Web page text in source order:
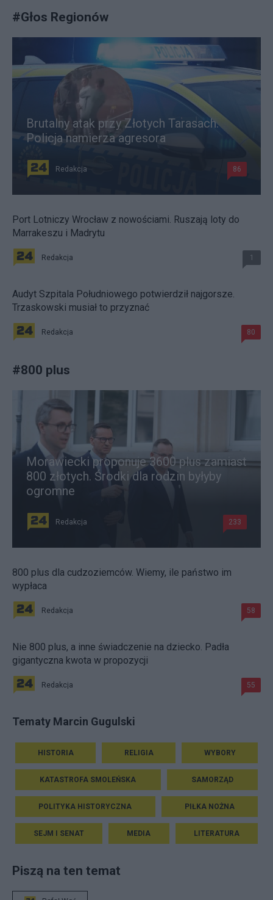
#Głos Regionów
Brutalny atak przy Złotych Tarasach.
Policja namierza agresora
Redakcja 86
Port Lotniczy Wrocław z nowościami. Ruszają loty do
Marrakeszu i Madrytu
Redakcja 1
Audyt Szpitala Południowego potwierdził najgorsze.
Trzaskowski musiał to przyznać
Redakcja 80
#800 plus
Morawiecki proponuje 3600 plus zamiast
800 złotych. Środki dla rodzin byłyby
ogromne
Redakcja 233
800 plus dla cudzoziemców. Wiemy, ile państwo im
wypłaca
Redakcja 58
Nie 800 plus, a inne świadczenie na dziecko. Padła
gigantyczna kwota w propozycji
Redakcja 55
Tematy Marcin Gugulski
HISTORIA RELIGIA WYBORY
KATASTROFA SMOLEŃSKA SAMORZĄD
POLITYKA HISTORYCZNA PIŁKA NOŻNA
SEJM I SENAT MEDIA LITERATURA
Piszą na ten temat